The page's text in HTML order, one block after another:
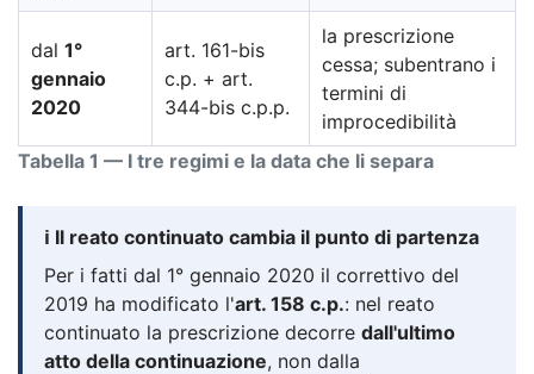
Tabella 1 — I tre regimi e la data che li separa
dal 1°
gennaio
2020
art. 161-bis
c.p. + art.
344-bis c.p.p.
la prescrizione
cessa; subentrano i
termini di
improcedibilità
ℹ️ Il reato continuato cambia il punto di partenza
Per i fatti dal 1° gennaio 2020 il correttivo del
2019 ha modificato l'art. 158 c.p.: nel reato
continuato la prescrizione decorre dall'ultimo
atto della continuazione, non dalla